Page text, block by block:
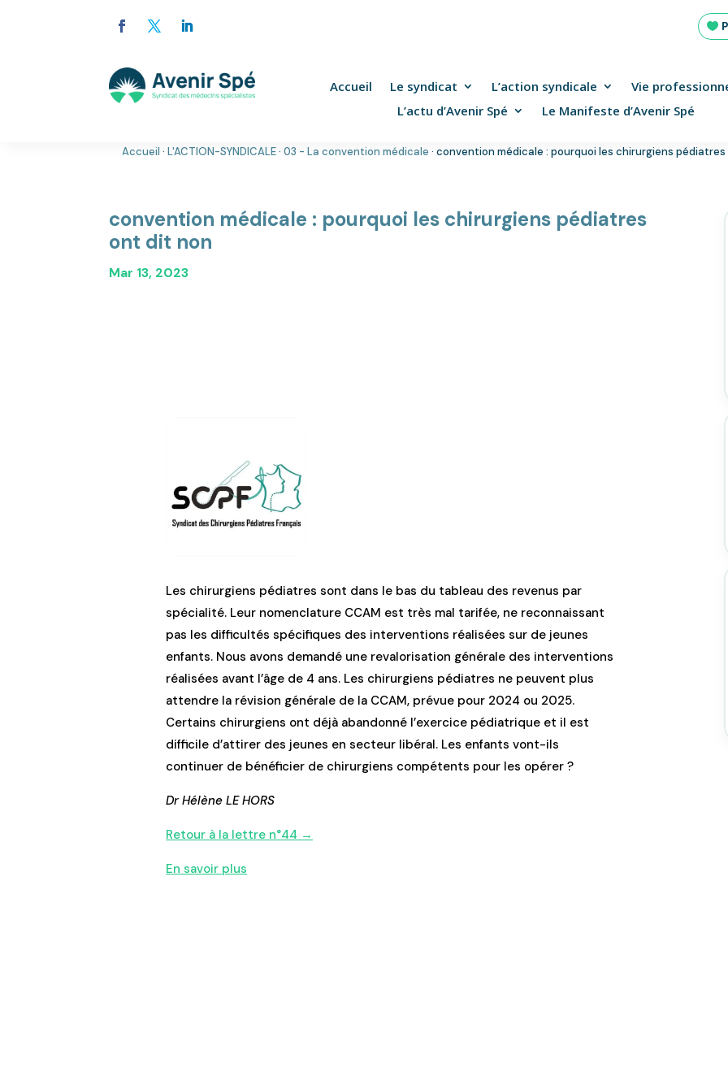
Accueil Le syndicat L’action syndicale
Vie
L’actu d’Avenir Spé
Le Manifeste d’Avenir Spé
Accueil ·L'ACTION-SYNDICALE·03 - La convention médicale ·convention médicale : pourquoi les chirurgiens
convention médicale : pourquoi les chirurgiens pédiatres
ont dit non
Mar 13, 2023
Les chirurgiens pédiatres sont dans le bas du tableau des revenus par
spécialité. Leur nomenclature CCAM est très mal tarifée, ne reconnaissant
pas les difficultés spécifiques des interventions réalisées sur de jeunes
enfants. Nous avons demandé une revalorisation générale des interventions
réalisées avant l’âge de 4 ans. Les chirurgiens pédiatres ne peuvent plus
attendre la révision générale de la CCAM, prévue pour 2024 ou 2025.
Certains chirurgiens ont déjà abandonné l’exercice pédiatrique et il est
difficile d’attirer des jeunes en secteur libéral. Les enfants vont-ils
continuer de bénéficier de chirurgiens compétents pour les opérer ?
Dr Hélène LE HORS
Retour à la lettre n°44 →
En savoir plus